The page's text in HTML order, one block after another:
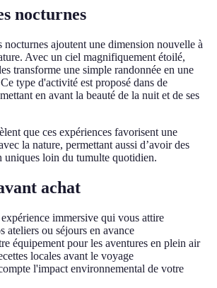
nocturnes
nocturnes ajoutent une dimension nouvelle à
Avec un ciel magnifiquement étoilé,
transforme une simple randonnée en une
type d'activité est proposé dans de
en avant la beauté de la nuit et de ses
que ces expériences favorisent une
la nature, permettant aussi d’avoir des
uniques loin du tumulte quotidien.
achat
immersive qui vous attire
ateliers ou séjours en avance
équipement pour les aventures en plein air
locales avant le voyage
l'impact environnemental de votre